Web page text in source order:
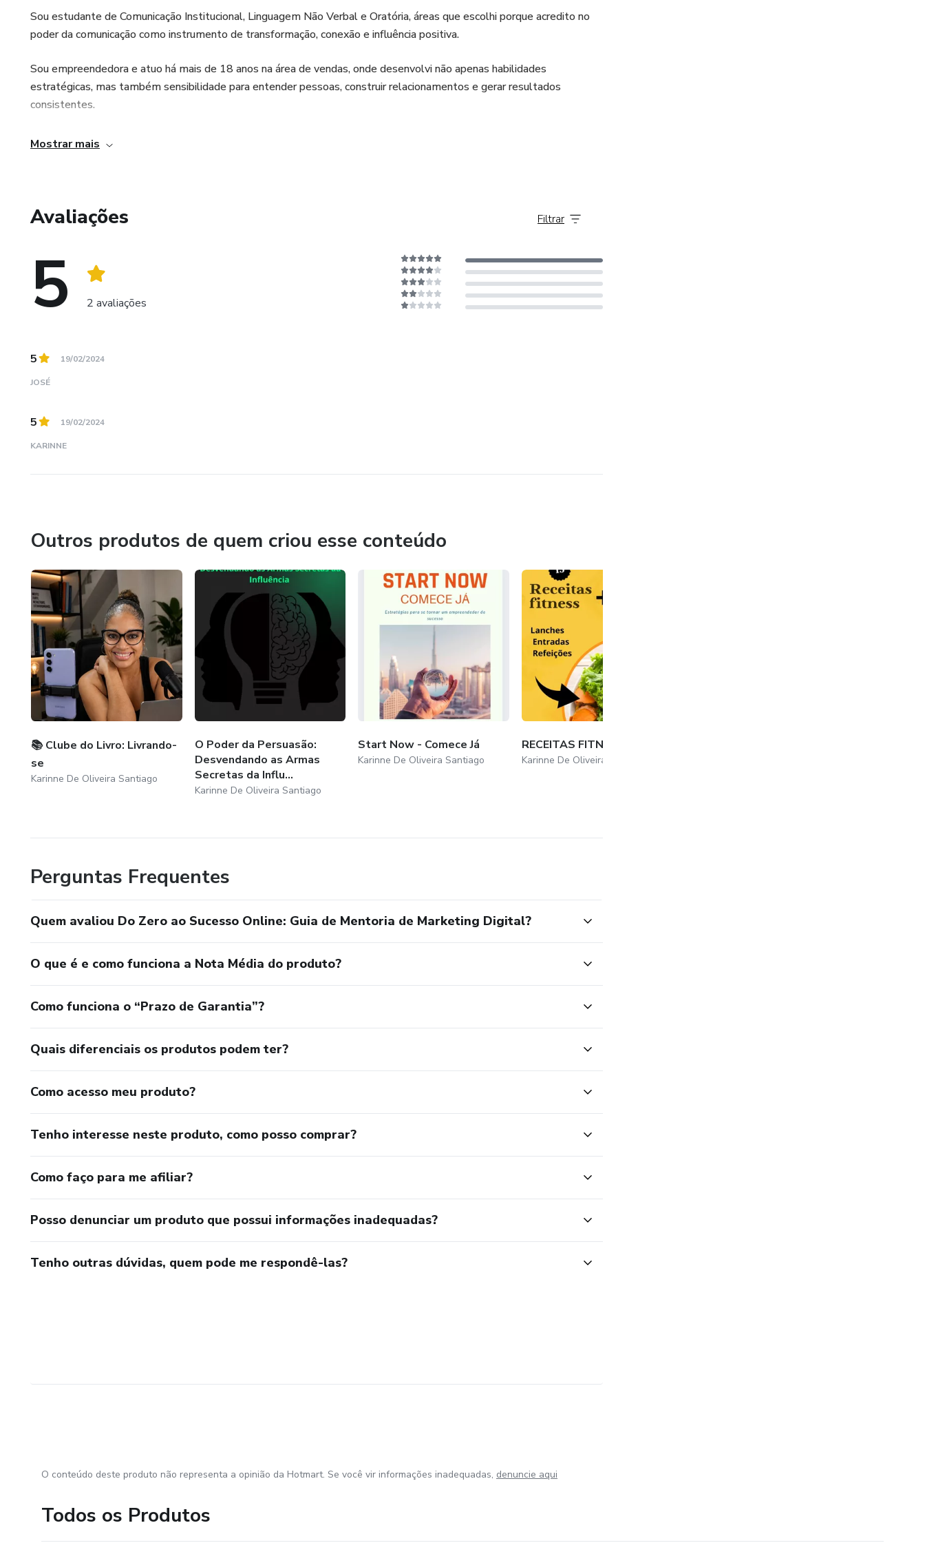
Sou estudante de Comunicação Institucional, Linguagem Não Verbal e Oratória, áreas que escolhi porque acredito no
poder da comunicação como instrumento de transformação, conexão e influência positiva.
Sou empreendedora e atuo há mais de 18 anos na área de vendas, onde desenvolvi não apenas habilidades
estratégicas, mas também sensibilidade para entender pessoas, construir relacionamentos e gerar resultados
consistentes.
Minha trajetória é marcada pela perseverança, pelo amor à minha família e pelo desejo constante de evoluir. Acredito
Mostrar mais
Avaliações
5 2 avaliações
Filtrar
5 19/02/2024
JOSÉ
5 19/02/2024
KARINNE
Outros produtos de quem criou esse conteúdo
📚 Clube do Livro: Livrando-
se
Karinne De Oliveira Santiago
O Poder da Persuasão:
Desvendando as Armas
Secretas da Influ...
Karinne De Oliveira Santiago
Start Now - Comece Já
Karinne De Oliveira Santiago
RECEITAS FITNESS
Karinne De Oliveira Santiago
Perguntas Frequentes
Quem avaliou Do Zero ao Sucesso Online: Guia de Mentoria de Marketing Digital?
O que é e como funciona a Nota Média do produto?
Como funciona o “Prazo de Garantia”?
Quais diferenciais os produtos podem ter?
Como acesso meu produto?
Tenho interesse neste produto, como posso comprar?
Como faço para me afiliar?
Posso denunciar um produto que possui informações inadequadas?
Tenho outras dúvidas, quem pode me respondê-las?
O conteúdo deste produto não representa a opinião da Hotmart. Se você vir informações inadequadas, denuncie aqui
Todos os Produtos